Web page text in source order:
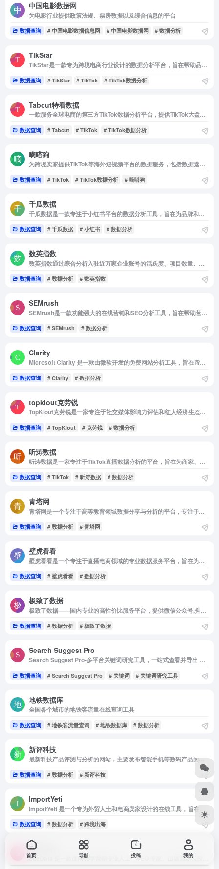
中国电影数据网
为电影行业提供政策法规、票房数据以及综合信息的平台
数据查询 # 中国电影数据信息网 # 中国电影数据网 # 数据分析
TikStar
TikStar是一款专为跨境电商行业设计的数据分析平台，旨在帮助品牌广告主、小店卖家和TikTok达人优化内容策略，提升市场表现。
数据查询 # TikStar # TikTok # TikTok数据分析
Tabcut特看数据
一款服务全球电商的第三方TikTok数据分析平台，提供TikTok大盘趋势、选品数据分析、达人数据挖掘、视频发现、竞对监控、直播分析等多维度的数据分析服务。
数据查询 # Tabcut # TikTok # TikTok数据分析
嘀嗒狗
为跨境卖家提供TikTok等海外短视频平台的数据服务，包括数据选品、广告投放、社交媒体消费体验分析等，还提供市场调研、竞品分析、短视频带货、达人分销等服务。
数据查询 # TikTok # TikTok数据分析 # 嘀嗒狗
千瓜数据
千瓜数据是一款专注于小红书平台的数据分析工具，旨在为品牌和营销人员提供全面、精准的市场洞察和数据支持。
数据查询 # 千瓜数据 # 小红书 # 数据分析
数英指数
数英指数通过综合分析入驻近万家企业账号的活跃度、项目数量、项目品质、人气以及行业认可度等多维度数据，为用户提供权威的评估结果。
数据查询 # 数据分析 # 数英指数
SEMrush
SEMrush是一款功能强大的在线营销和SEO分析工具，旨在帮助营销人员、网站所有者和SEO专家优化网站、分析竞争对手并提高在线可见性。
数据查询 # SEMrush # 数据分析
Clarity
Microsoft Clarity 是一款由微软开发的免费网站分析工具，旨在帮助用户深入了解网站用户的行为和互动方式。
数据查询 # Clarity # 数据分析
topklout克劳锐
TopKlout克劳锐是一家专注于社交媒体影响力评估和红人经济生态的第三方权威机构，提供多平台自媒体数据分析服务，涵盖红人价值评估、行业观察报告、版权经济管理等综合服务。
数据查询 # TopKlout # 克劳锐 # 数据分析
听涛数据
听涛数据是一家专注于TikTok直播数据分析的平台，旨在为商家、品牌和达人提供智能化的决策建议。
数据查询 # TikTok # 听涛数据 # 数据分析
青塔网
青塔网是一个专注于高等教育领域数据分享与分析的平台，专注于高校权威数据监测、查询与深度分析应用，助力数据驱动、科学决策
数据查询 # 数据分析 # 青塔网
壁虎看看
壁虎看看是一个专注于直播电商领域的专业数据服务平台，旨在为商家和主播提供全面的数据分析和优化工具。
数据查询 # 壁虎看看 # 数据分析
极致了数据
极致了数据——国内专业的高性价比服务平台，提供微信公众号,抖音、小红书、微博、视频号、知乎、头条等全媒体平台的数据洞察、分析、监控，及数据定制服务。
数据查询 # 数据分析 # 极致了数据
Search Suggest Pro
Search Suggest Pro-多平台关键词研究工具，一站式查看并导出 Google、Bing、百度等搜索引擎的搜索建议，帮助您进行关键词研究和内容优化
数据查询 # Search Suggest Pro # 关键词 # 关键词研究工具
地铁数据库
全国各个城市的地铁客流量在线查询工具
数据查询 # 地铁客流量查询 # 地铁数据库 # 数据分析
新评科技
最新科技产品评测与分析的网站，主要发布智能手机等数码产品的深度评测视频。
数据查询 # 数据分析 # 新评科技
ImportYeti
数据查询 # 数据分析 # 跨境出海
SiteData
首页 导航 投稿 我的